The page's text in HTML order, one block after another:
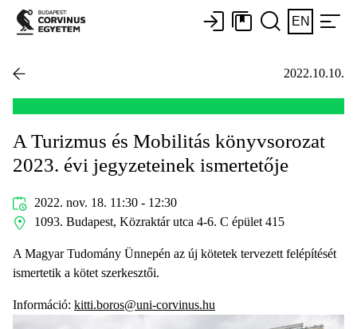
EN
2022.10.10.
A Turizmus és Mobilitás könyvsorozat
2023. évi jegyzeteinek ismertetője
2022. nov. 18. 11:30 - 12:30
1093. Budapest, Közraktár utca 4-6. C épület 415
A Magyar Tudomány Ünnepén az új kötetek tervezett felépítését
ismertetik a kötet szerkesztői.
Információ: kitti.boros@uni-corvinus.hu